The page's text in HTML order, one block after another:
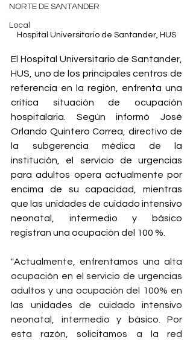
NORTE DE SANTANDER
Local
Hospital Universitario de Santander, HUS
El Hospital Universitario de Santander,
HUS, uno de los principales centros de
referencia en la región, enfrenta una
crítica situación de ocupación
hospitalaria. Según informó José
Orlando Quintero Correa, directivo de
la subgerencia médica de la
institución, el servicio de urgencias
para adultos opera actualmente por
encima de su capacidad, mientras
que las unidades de cuidado intensivo
neonatal, intermedio y básico
registran una ocupación del 100 %.
"Actualmente, enfrentamos una alta
ocupación en el servicio de urgencias
adultos y una ocupación del 100% en
las unidades de cuidado intensivo
neonatal, intermedio y básico. Por
esta razón, solicitamos a la red